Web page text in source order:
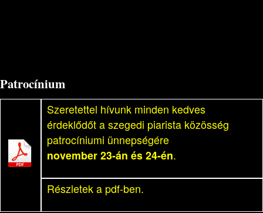
Patrocínium
Szeretettel hívunk minden kedves
érdeklődőt a szegedi piarista közösség
patrocíniumi ünnepségére
november 23-án és 24-én.
Részletek a pdf-ben.